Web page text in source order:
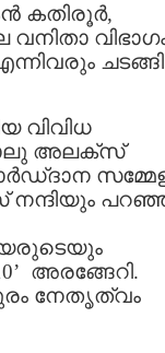
കതിരൂര്‍,
വിവിധ
ലാലു അലക്‌സ്
നന്ദിയും
അരങ്ങേറി.
നേതൃത്വം